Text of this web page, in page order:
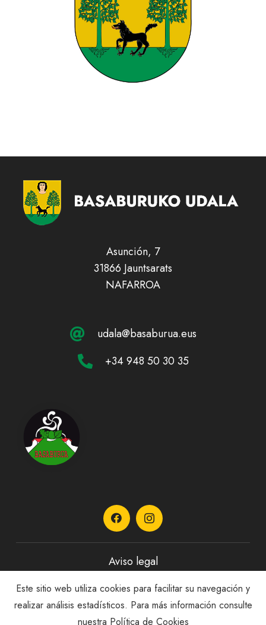
Asunción, 7
31866 Jauntsarats
NAFARROA
udala@basaburua.eus
+34 948 50 30 35
Aviso legal
Política de privacidad
Este sitio web utiliza cookies para facilitar su navegación y
realizar análisis estadísticos. Para más información consulte
nuestra Política de Cookies